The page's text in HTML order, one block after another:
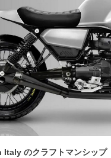
Italy のクラフトマンシップ